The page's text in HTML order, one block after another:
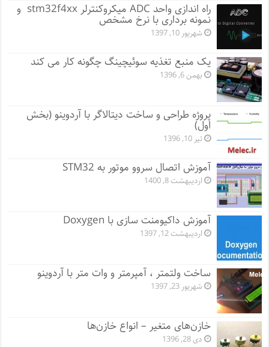
راه اندازی واحد ADC میکروکنترلر stm32f4xx و
نمونه برداری با نرخ مشخص
شهریور 10, 1397
یک منبع تغذیه سوئیچینگ چگونه کار می کند
بهمن 6, 1396
پروژه طراحی و ساخت دیتالاگر با آردوینو (بخش
اول)
تیر 10, 1396
آموزش اتصال سروو موتور به STM32
اردیبهشت 8, 1400
آموزش داکیومنت سازی با Doxygen
اردیبهشت 12, 1397
ساخت ولتمتر ، آمپرمتر و وات متر با آردوینو
شهریور 23, 1397
خازن‌های متغیر – انواع خازن‌ها
دی 28, 1396